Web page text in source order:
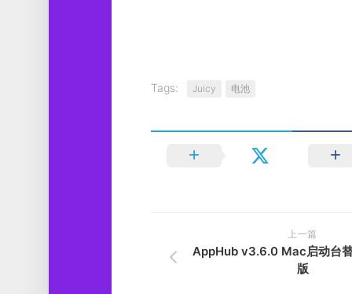
Tags: Juicy 电池
上一篇
AppHub v3.6.0 Mac启动台
版